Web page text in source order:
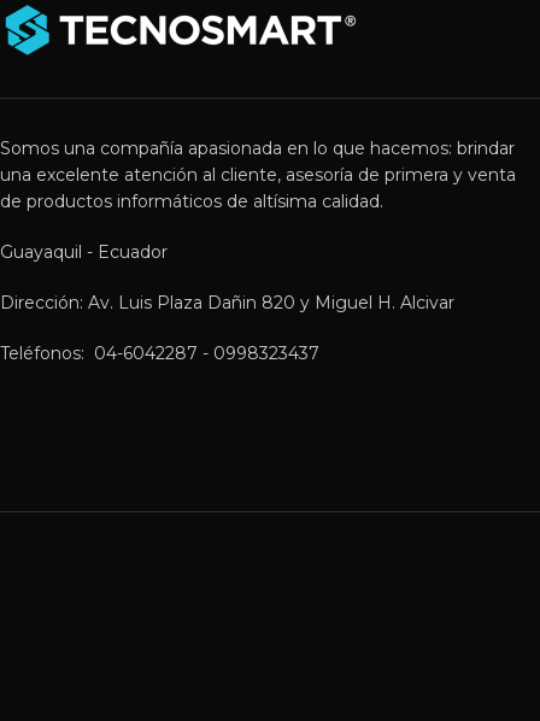
Somos una compañía apasionada en lo que hacemos: brindar
una excelente atención al cliente, asesoría de primera y venta
de productos informáticos de altísima calidad.
Guayaquil - Ecuador
Dirección: Av. Luis Plaza Dañin 820 y Miguel H. Alcivar
Teléfonos: 04-6042287 - 0998323437